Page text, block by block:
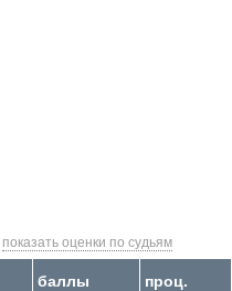
показать оценки по судьям
баллы проц.